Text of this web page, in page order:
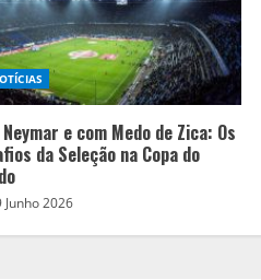
e com Medo de Zica: Os
da Seleção na Copa do
Junho 2026